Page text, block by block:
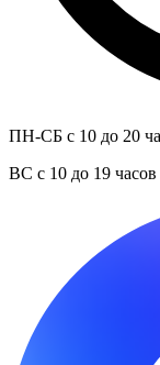
ПН-СБ с 10 до 20
ВС с 10 до 19 часов